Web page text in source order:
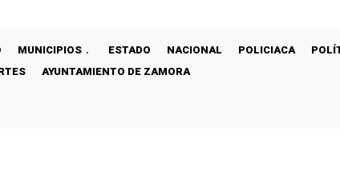
MUNICIPIOS ESTADO NACIONAL POLICIACA
AYUNTAMIENTO DE ZAMORA